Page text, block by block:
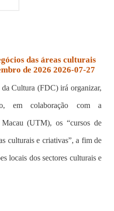
das áreas culturais
de 2026 2026-07-27
Cultura (FDC) irá organizar,
em colaboração com a
(UTM), os “cursos de
culturais e criativas”, a fim de
locais dos sectores culturais e